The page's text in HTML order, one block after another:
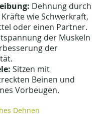
Dehnung durch
wie Schwerkraft,
oder einen Partner.
der Muskeln
der
Sitzen mit
Beinen und
Vorbeugen.
Dehnen